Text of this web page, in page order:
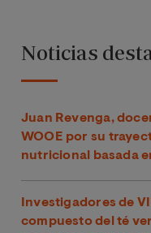
Noticias
Juan Revenga,
WOOE por su
nutricional basada
Investigadores de
compuesto del té